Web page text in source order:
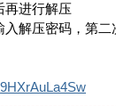
再进行解压
解压密码，第